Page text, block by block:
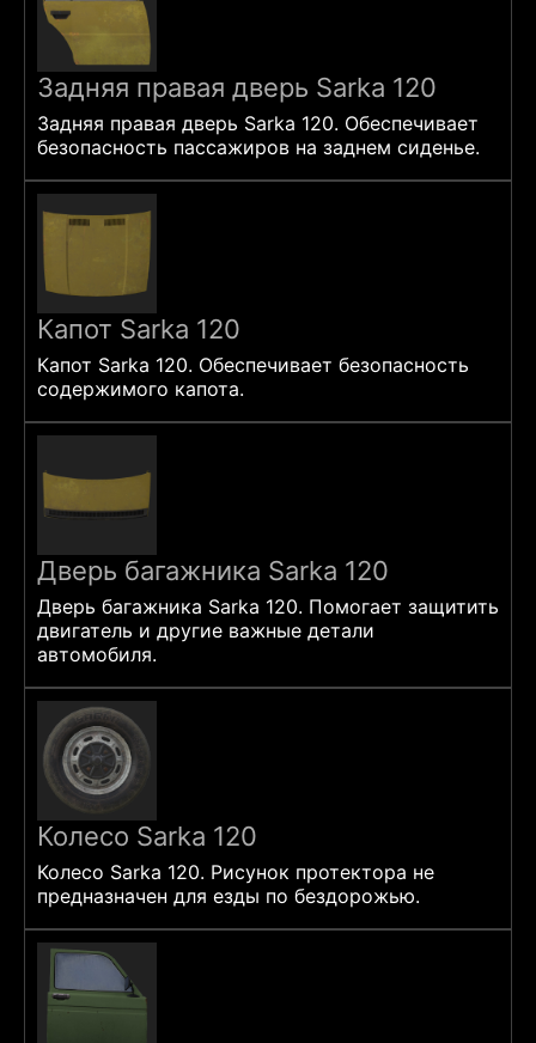
Задняя правая дверь Sarka 120
Задняя правая дверь Sarka 120. Обеспечивает
безопасность пассажиров на заднем сиденье.
Капот Sarka 120
Капот Sarka 120. Обеспечивает безопасность
содержимого капота.
Дверь багажника Sarka 120
Дверь багажника Sarka 120. Помогает защитить
двигатель и другие важные детали
автомобиля.
Колесо Sarka 120
Колесо Sarka 120. Рисунок протектора не
предназначен для езды по бездорожью.